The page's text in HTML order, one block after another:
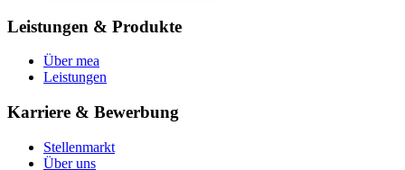
Leistungen & Produkte
Über mea
Leistungen
Karriere & Bewerbung
Stellenmarkt
Über uns